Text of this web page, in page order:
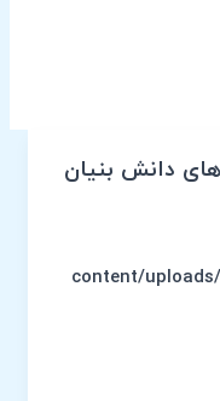
دانش بنیان
content/uploads/